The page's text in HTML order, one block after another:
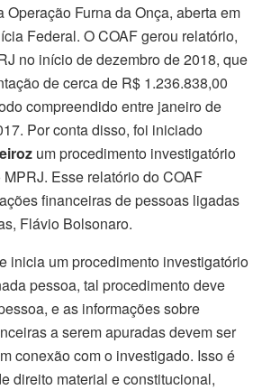
Operação Furna da Onça, aberta em
Federal. O COAF gerou relatório,
no início de dezembro de 2018, que
de cerca de R$ 1.236.838,00
compreendido entre janeiro de
Por conta disso, foi iniciado
um procedimento investigatório
Esse relatório do COAF
financeiras de pessoas ligadas
Flávio Bolsonaro.
inicia um procedimento investigatório
pessoa, tal procedimento deve
e as informações sobre
a serem apuradas devem ser
conexão com o investigado. Isso é
direito material e constitucional,